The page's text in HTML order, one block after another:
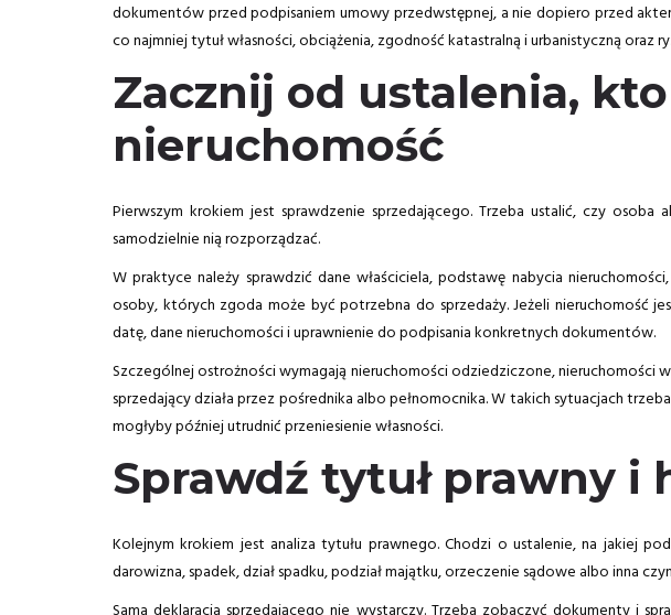
dokumentów przed podpisaniem umowy przedwstępnej, a nie dopiero przed
co najmniej tytuł własności, obciążenia, zgodność katastralną i urbanistyczną oraz
Zacznij od ustalenia,
nieruchomość
Pierwszym krokiem jest sprawdzenie sprzedającego. Trzeba ustalić, czy
samodzielnie nią rozporządzać.
W praktyce należy sprawdzić dane właściciela, podstawę nabycia
osoby, których zgoda może być potrzebna do sprzedaży. Jeżeli nieruchomość
datę, dane nieruchomości i uprawnienie do podpisania konkretnych dokumentów.
Szczególnej ostrożności wymagają nieruchomości odziedziczone, nieruchomości
sprzedający działa przez pośrednika albo pełnomocnika. W takich sytuacjach
mogłyby później utrudnić przeniesienie własności.
Sprawdź tytuł prawny i
Kolejnym krokiem jest analiza tytułu prawnego. Chodzi o ustalenie, na jakiej
darowizna, spadek, dział spadku, podział majątku, orzeczenie sądowe albo inna